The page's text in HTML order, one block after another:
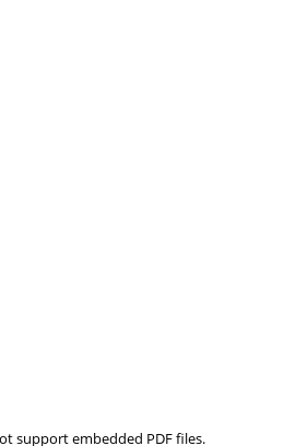
support embedded PDF files.